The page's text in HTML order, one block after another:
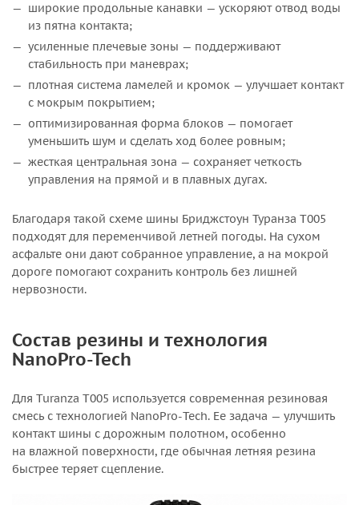
широкие продольные канавки — ускоряют отвод воды
из пятна контакта;
усиленные плечевые зоны — поддерживают
стабильность при маневрах;
плотная система ламелей и кромок — улучшает контакт
с мокрым покрытием;
оптимизированная форма блоков — помогает
уменьшить шум и сделать ход более ровным;
жесткая центральная зона — сохраняет четкость
управления на прямой и в плавных дугах.
Благодаря такой схеме шины Бриджстоун Туранза T005
подходят для переменчивой летней погоды. На сухом
асфальте они дают собранное управление, а на мокрой
дороге помогают сохранить контроль без лишней
нервозности.
Состав резины и технология
NanoPro-Tech
Для Turanza T005 используется современная резиновая
смесь с технологией NanoPro-Tech. Ее задача — улучшить
контакт шины с дорожным полотном, особенно
на влажной поверхности, где обычная летняя резина
быстрее теряет сцепление.